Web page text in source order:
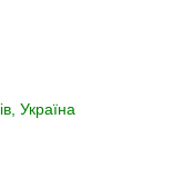
Україна